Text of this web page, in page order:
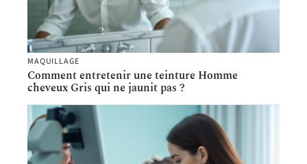
MAQUILLAGE
Comment entretenir une teinture Homme
cheveux Gris qui ne jaunit pas ?